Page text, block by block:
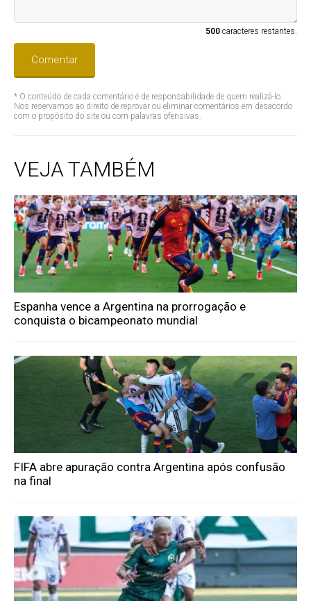
500caracteres restantes.
Comentar
* O conteúdo de cada comentário é de responsabilidade de quem realizá-lo.
Nos reservamos ao direito de reprovar ou eliminar comentários em desacordo
com o propósito do site ou com palavras ofensivas.
VEJA TAMBÉM
Espanha vence a Argentina na prorrogação e
conquista o bicampeonato mundial
FIFA abre apuração contra Argentina após confusão
na final